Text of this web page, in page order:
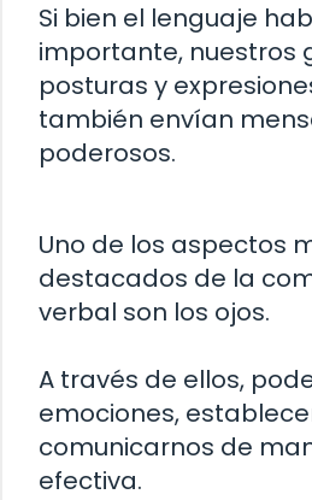
Si bien el lenguaje
importante, nuestros
posturas y
también envían
poderosos.
Uno de los aspectos
destacados de la
verbal son los ojos.
A través de ellos,
emociones,
comunicarnos de
efectiva.